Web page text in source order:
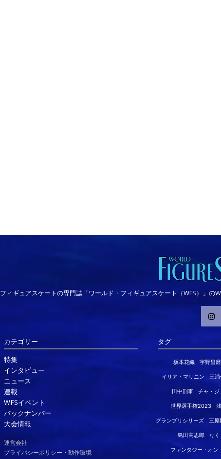
フィギュアスケートの専門誌「ワールド・フィギュアスケート（WFS）」の
カテゴリー
特集
インタビュー
ニュース
連載
WFSイベント
バックナンバー
大会情報
運営会社
プライバシーポリシー・動作環境
タグ
坂本花織 宇野昌磨
イリア・マリニン 三
田中刑事 チャ・ジ
世界選手権2023
グランプリシリーズ 三原
島田高志郎 り
ファンタジー・オン